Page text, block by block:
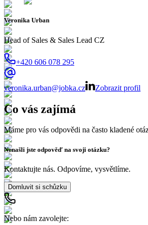
Veronika Urban
Head of Sales & Sales Lead CZ
+420 606 078 295
veronika.urban@jobka.cz Zobrazit profil
Co vás zajímá
Máme pro vás odpovědi na často kladené
Nenašli jste odpověď na svoji otázku?
Kontaktujte nás. Odpovíme, vysvětlíme.
Domluvit si schůzku
Nebo nám zavolejte: